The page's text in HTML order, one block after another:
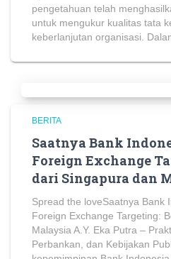
pengetahuan telah
untuk mengukur kualitas tata
keberlanjutan organisasi.
BERITA
Saatnya Bank
Foreign Exchange
dari Singapura dan
Spread the loveSaatnya Bank
Foreign Exchange Targeting:
Malaysia A.Y. Eka Putra –
Perbankan, dan Kebijakan